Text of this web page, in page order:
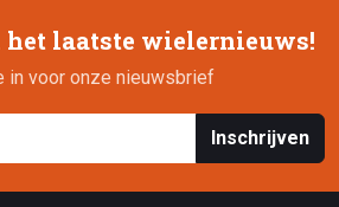
laatste wielernieuws!
in voor onze nieuwsbrief
Inschrijven